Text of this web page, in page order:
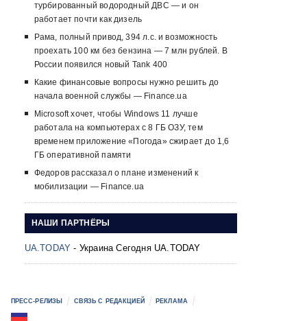
турбированный водородный ДВС — и он
работает почти как дизель
Рама, полный привод, 394 л.с. и возможность
проехать 100 км без бензина — 7 млн рублей. В
России появился новый Tank 400
Какие финансовые вопросы нужно решить до
начала военной службы — Finance.ua
Microsoft хочет, чтобы Windows 11 лучше
работала на компьютерах с 8 ГБ ОЗУ, тем
временем приложение «Погода» сжирает до 1,6
ГБ оперативной памяти
Федоров рассказал о плане изменений к
мобилизации — Finance.ua
НАШИ ПАРТНЁРЫ
UA.TODAY - Украина Сегодня UA.TODAY
ПРЕСС-РЕЛИЗЫ СВЯЗЬ С РЕДАКЦИЕЙ РЕКЛАМА